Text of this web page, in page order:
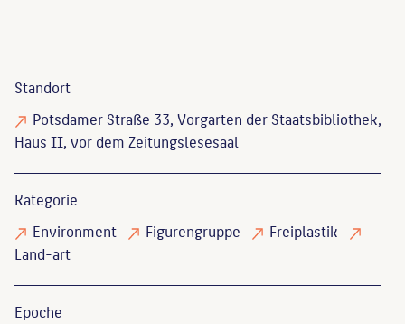
Standort
Potsdamer Straße 33, Vorgarten der Staatsbibliothek,
Haus II, vor dem Zeitungslesesaal
Kategorie
Environment
Figurengruppe
Freiplastik
Land-art
Epoche